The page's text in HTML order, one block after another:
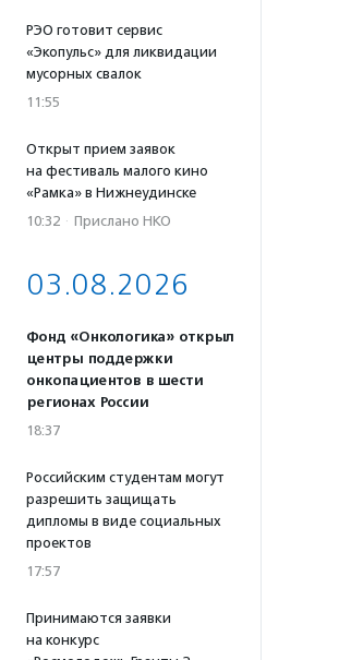
РЭО готовит сервис
«Экопульс» для ликвидации
мусорных свалок
11:55
Открыт прием заявок
на фестиваль малого кино
«Рамка» в Нижнеудинске
10:32 · Прислано НКО
03.08.2026
Фонд «Онкологика» открыл
центры поддержки
онкопациентов в шести
регионах России
18:37
Российским студентам могут
разрешить защищать
дипломы в виде социальных
проектов
17:57
Принимаются заявки
на конкурс